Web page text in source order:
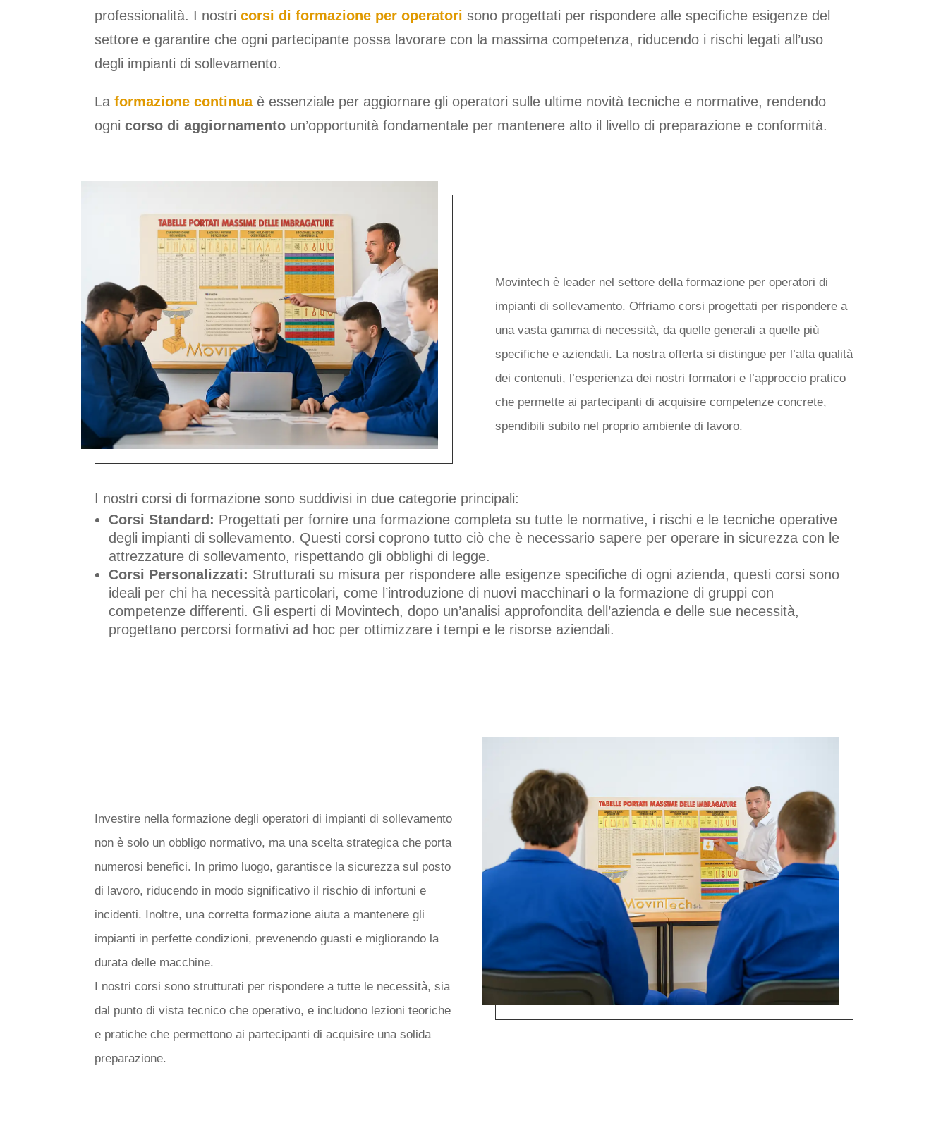
professionalità. I nostricorsi di formazione per operatori sono progettati per rispondere alle specifiche esigenze del
settore e garantire che ogni partecipante possa lavorare con la massima competenza, riducendo i rischi legati all’uso
degli impianti di sollevamento.
Laformazione continuaè essenziale per aggiornare gli operatori sulle ultime novità tecniche e normative, rendendo
ognicorso di aggiornamento un’opportunità fondamentale per mantenere alto il livello di preparazione e conformità.
Movintech è leader nel settore della formazione per operatori di
impianti di sollevamento. Offriamo corsi progettati per rispondere a
una vasta gamma di necessità, da quelle generali a quelle più
specifiche e aziendali. La nostra offerta si distingue per l’alta qualità
dei contenuti, l’esperienza dei nostri formatori e l’approccio pratico
che permette ai partecipanti di acquisire competenze concrete,
spendibili subito nel proprio ambiente di lavoro.
I nostri corsi di formazione sono suddivisi in due categorie principali:
Corsi Standard: Progettati per fornire una formazione completa su tutte le normative, i rischi e le tecniche operative
degli impianti di sollevamento. Questi corsi coprono tutto ciò che è necessario sapere per operare in sicurezza con le
attrezzature di sollevamento, rispettando gli obblighi di legge.
Corsi Personalizzati: Strutturati su misura per rispondere alle esigenze specifiche di ogni azienda, questi corsi sono
ideali per chi ha necessità particolari, come l’introduzione di nuovi macchinari o la formazione di gruppi con
competenze differenti. Gli esperti di Movintech, dopo un’analisi approfondita dell’azienda e delle sue necessità,
progettano percorsi formativi ad hoc per ottimizzare i tempi e le risorse aziendali.
Investire nella formazione degli operatori di impianti di sollevamento
non è solo un obbligo normativo, ma una scelta strategica che porta
numerosi benefici. In primo luogo, garantisce la sicurezza sul posto
di lavoro, riducendo in modo significativo il rischio di infortuni e
incidenti. Inoltre, una corretta formazione aiuta a mantenere gli
impianti in perfette condizioni, prevenendo guasti e migliorando la
durata delle macchine.
I nostri corsi sono strutturati per rispondere a tutte le necessità, sia
dal punto di vista tecnico che operativo, e includono lezioni teoriche
e pratiche che permettono ai partecipanti di acquisire una solida
preparazione.